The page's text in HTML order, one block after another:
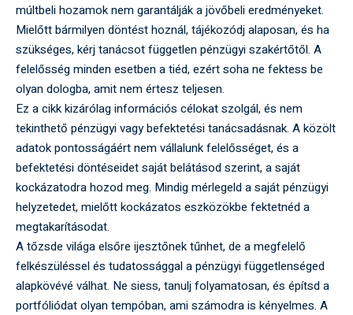
múltbeli hozamok nem garantálják a jövőbeli eredményeket.
Mielőtt bármilyen döntést hoznál, tájékozódj alaposan, és ha
szükséges, kérj tanácsot független pénzügyi szakértőtől. A
felelősség minden esetben a tiéd, ezért soha ne fektess be
olyan dologba, amit nem értesz teljesen.
Ez a cikk kizárólag információs célokat szolgál, és nem
tekinthető pénzügyi vagy befektetési tanácsadásnak. A közölt
adatok pontosságáért nem vállalunk felelősséget, és a
befektetési döntéseidet saját belátásod szerint, a saját
kockázatodra hozod meg. Mindig mérlegeld a saját pénzügyi
helyzetedet, mielőtt kockázatos eszközökbe fektetnéd a
megtakarításodat.
A tőzsde világa elsőre ijesztőnek tűnhet, de a megfelelő
felkészüléssel és tudatossággal a pénzügyi függetlenséged
alapkövévé válhat. Ne siess, tanulj folyamatosan, és építsd a
portfóliódat olyan tempóban, ami számodra is kényelmes. A